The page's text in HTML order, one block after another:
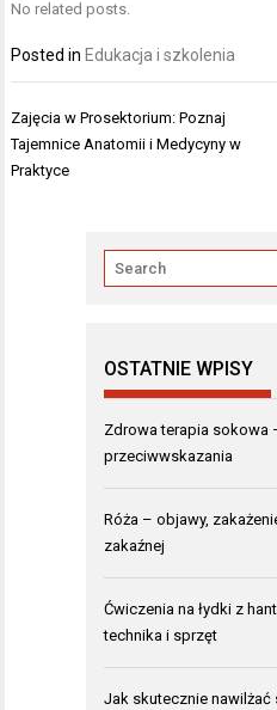
No related posts.
Posted in Edukacja i szkolenia
Nawigacja
wpisu
Zajęcia w Prosektorium: Poznaj
Tajemnice Anatomii i Medycyny w
Praktyce
OSTATNIE WPISY
Zdrowa terapia sokowa
przeciwwskazania
Róża – objawy,
zakaźnej
Ćwiczenia na łydki z
technika i sprzęt
Jak skutecznie nawilżać